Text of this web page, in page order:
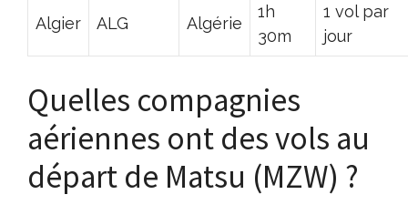
Algier ALG Algérie
1h
30m
1 vol par
jour
Quelles compagnies
aériennes ont des vols au
départ de Matsu (MZW) ?